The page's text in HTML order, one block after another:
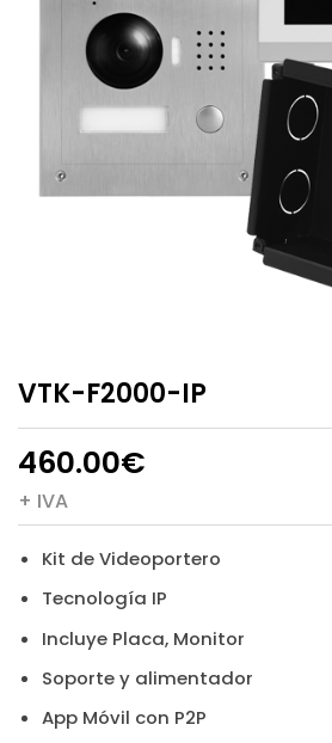
VTK-F2000-IP
460.00€
+ IVA
Kit de Videoportero
Tecnología IP
Incluye Placa, Monitor
Soporte y alimentador
App Móvil con P2P